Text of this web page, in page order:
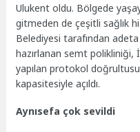
Ulukent oldu. Bölgede
gitmeden de çeşitli sağlık
Belediyesi tarafından
hazırlanan semt polikliniği,
yapılan protokol
kapasitesiyle açıldı.
Aynısefa çok sevildi